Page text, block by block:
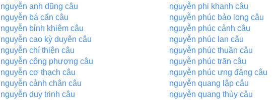
nguyễn anh dũng câu
nguyễn bá cẩn câu
nguyễn bỉnh khiêm câu
nguyễn cao kỳ duyên câu
nguyễn chí thiện câu
nguyễn công phượng câu
nguyễn cơ thạch câu
nguyễn cảnh chân câu
nguyễn duy trinh câu
nguyễn phi khanh câu
nguyễn phúc bảo long câu
nguyễn phúc cảnh câu
nguyễn phúc lan câu
nguyễn phúc thuần câu
nguyễn phúc trăn câu
nguyễn phúc ưng đăng câu
nguyễn quang lập câu
nguyễn quang thùy câu